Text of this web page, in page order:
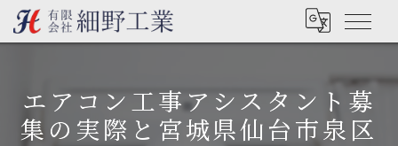
エアコン工事アシスタント募
集の実際と宮城県仙台市泉区